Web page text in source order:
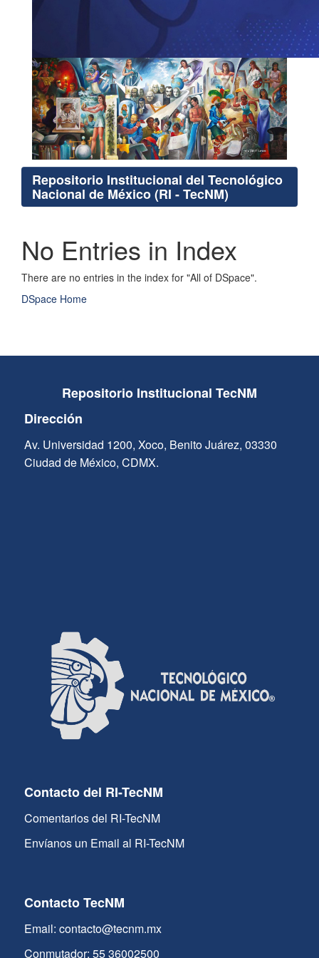
Repositorio Institucional del Tecnológico
Nacional de México (RI - TecNM)
No Entries in Index
There are no entries in the index for "All of DSpace".
DSpace Home
Repositorio Institucional TecNM
Dirección
Av. Universidad 1200, Xoco, Benito Juárez, 03330
Ciudad de México, CDMX.
Contacto del RI-TecNM
Comentarios del RI-TecNM
Envíanos un Email al RI-TecNM
Contacto TecNM
Email: contacto@tecnm.mx
Conmutador: 55 36002500